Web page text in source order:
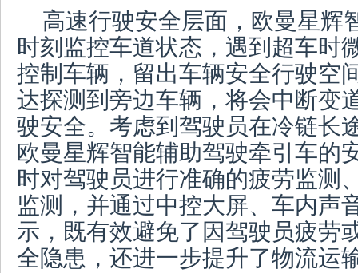
高速行驶安全层面，欧曼星辉
时刻监控车道状态，遇到超车时
控制车辆，留出车辆安全行驶空
达探测到旁边车辆，将会中断变
驶安全。考虑到驾驶员在冷链长
欧曼星辉智能辅助驾驶牵引车的
时对驾驶员进行准确的疲劳监测
监测，并通过中控大屏、车内声
示，既有效避免了因驾驶员疲劳
全隐患，还进一步提升了物流运